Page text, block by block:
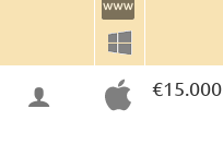
€15.000